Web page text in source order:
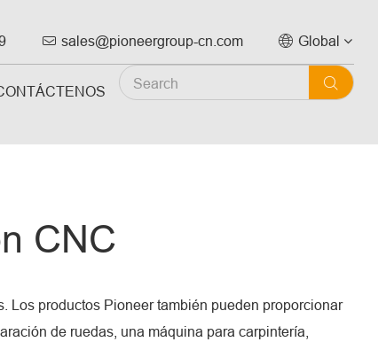
 sales@pioneergroup-cn.com  Global

CNC
Los productos Pioneer también pueden proporcionar
de ruedas, una máquina para carpintería,